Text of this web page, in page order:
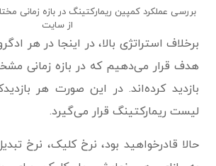
بررسی عملکرد کمپین ریمارکتینگ در بازه زمانی
از سایت
برخلاف استراتژی بالا، در اینجا در هر
هدف قرار می‌دهیم که در بازه زمانی
بازدید کرده‌اند. در این صورت هر
لیست ریمارکتینگ قرار می‌گیرد.
حالا قادرخواهید بود، نرخ کلیک، نرخ